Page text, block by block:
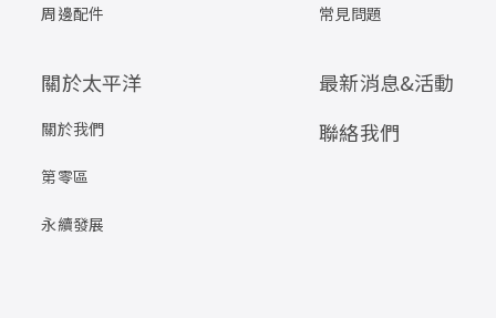
周邊配件 常見問題
關於太平洋
關於我們
第零區
永續發展
最新消息&活動
聯絡我們